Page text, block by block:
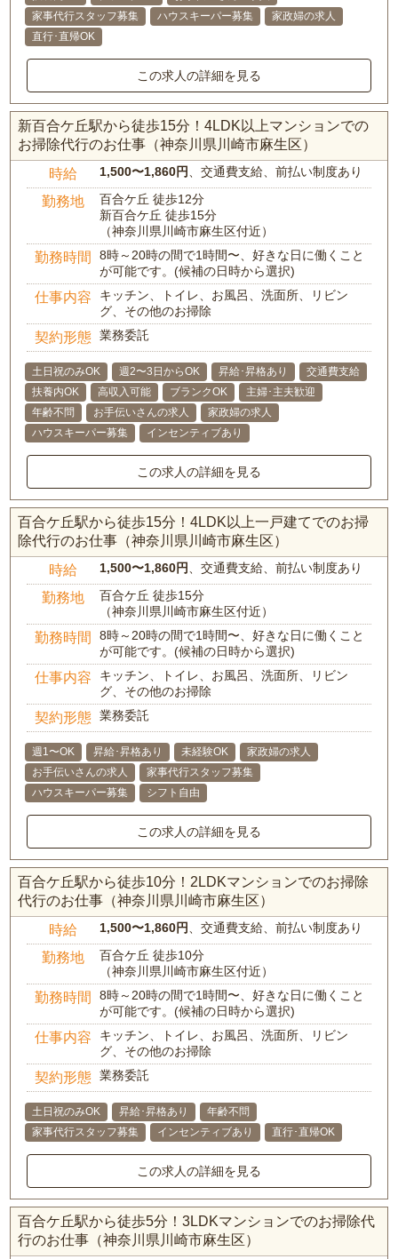
家事代行スタッフ募集
ハウスキーパー募集
家政婦の求人
直行･直帰OK
この求人の詳細を見る
新百合ケ丘駅から徒歩15分！4LDK以上マンションでの
お掃除代行のお仕事（神奈川県川崎市麻生区）
時給 1,500〜1,860円、交通費支給、前払い制度あり
勤務地
百合ケ丘 徒歩12分
新百合ケ丘 徒歩15分
（神奈川県川崎市麻生区付近）
勤務時間
8時～20時の間で1時間〜、好きな日に働くこと
が可能です。(候補の日時から選択)
仕事内容
キッチン、トイレ、お風呂、洗面所、リビン
グ、その他のお掃除
契約形態 業務委託
土日祝のみOK 週2〜3日からOK 昇給･昇格あり
交通費支給
扶養内OK
高収入可能 ブランクOK
主婦･主夫歓迎
年齢不問
お手伝いさんの求人
家政婦の求人
ハウスキーパー募集
インセンティブあり
この求人の詳細を見る
百合ケ丘駅から徒歩15分！4LDK以上一戸建てでのお掃
除代行のお仕事（神奈川県川崎市麻生区）
時給 1,500〜1,860円、交通費支給、前払い制度あり
勤務地
百合ケ丘 徒歩15分
（神奈川県川崎市麻生区付近）
勤務時間
8時～20時の間で1時間〜、好きな日に働くこと
が可能です。(候補の日時から選択)
仕事内容
キッチン、トイレ、お風呂、洗面所、リビン
グ、その他のお掃除
契約形態 業務委託
週1〜OK 昇給･昇格あり 未経験OK
家政婦の求人
お手伝いさんの求人
家事代行スタッフ募集
ハウスキーパー募集
シフト自由
この求人の詳細を見る
百合ケ丘駅から徒歩10分！2LDKマンションでのお掃除
代行のお仕事（神奈川県川崎市麻生区）
時給 1,500〜1,860円、交通費支給、前払い制度あり
勤務地
百合ケ丘 徒歩10分
（神奈川県川崎市麻生区付近）
勤務時間
8時～20時の間で1時間〜、好きな日に働くこと
が可能です。(候補の日時から選択)
仕事内容
キッチン、トイレ、お風呂、洗面所、リビン
グ、その他のお掃除
契約形態 業務委託
土日祝のみOK 昇給･昇格あり
年齢不問
家事代行スタッフ募集
インセンティブあり 直行･直帰OK
この求人の詳細を見る
百合ケ丘駅から徒歩5分！3LDKマンションでのお掃除代
行のお仕事（神奈川県川崎市麻生区）